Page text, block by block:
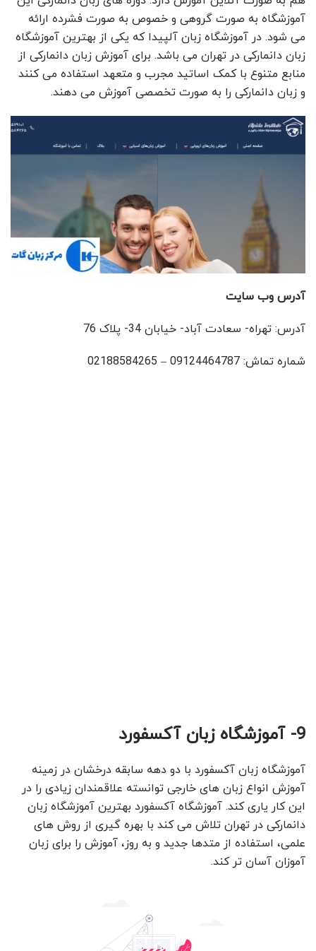
آموزشگاه به صورت گروهی و خصوص به صورت فشرده ارائه
می شود. در آموزشگاه زبان آلپیدا که یکی از بهترین آموزشگاه
زبان دانمارکی در تهران می باشد. برای آموزش زبان دانمارکی از
منابع متنوع با کمک اساتید مجرب و متعهد استفاده می کنند
و زبان دانمارکی را به صورت تخصصی آموزش می دهند.
آدرس وب سایت
آدرس: تهراه- سعادت آباد- خیابان 34- پلاک 76
شماره تماش: 09124464787 – 02188584265
9- آموزشگاه زبان آکسفورد
آموزشگاه زبان آکسفورد با دو دهه سابقه درخشان در زمینه
آموزش انواع زبان های خارجی توانسته علاقمندان زیادی را در
این کار یاری کند. آموزشگاه آکسفورد بهترین آموزشگاه زبان
دانمارکی در تهران تلاش می کند با بهره گیری از روش های
علمی، استفاده از متدها جدید و به روز، آموزش را برای زبان
آموزان آسان تر کند.